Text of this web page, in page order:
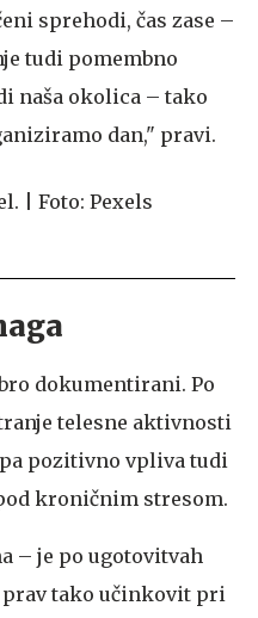
sprehodi, čas zase –
tudi pomembno
naša okolica – tako
dan," pravi.
dokumentirani. Po
telesne aktivnosti
pozitivno vpliva tudi
kroničnim stresom.
– je po ugotovitvah
prav tako učinkovit pri